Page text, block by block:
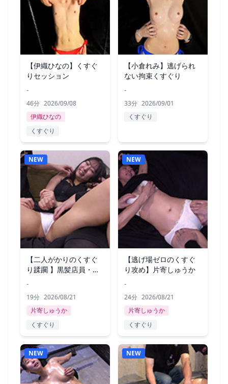
【伊織ひなの】くすぐ
りセッション
-
46分 2026/09/08
伊織ひなの
くすぐり
【小倉れみ】逃げられ
ない拘束くすぐり
-
33分 2026/09/01
くすぐり
NEW
【二人がかりのくすぐ
り蹂躙 】黒髪店員・片
-
19分 2026/08/21
片寄しゅうか
くすぐり
NEW
【逃げ場ゼロのくすぐ
り攻め】片寄しゅうか
-
24分 2026/08/21
片寄しゅうか
くすぐり
NEW NEW